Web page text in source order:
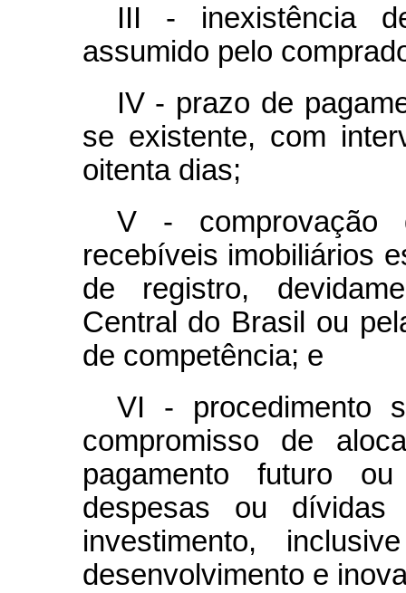
III - inexistência
assumido pelo
IV - prazo de
se existente, com
oitenta dias;
V - comprovação
recebíveis imobiliários
de registro,
Central do Brasil ou
de competência; e
VI - procedimento
compromisso de
pagamento futuro
despesas ou
investimento,
desenvolvimento e